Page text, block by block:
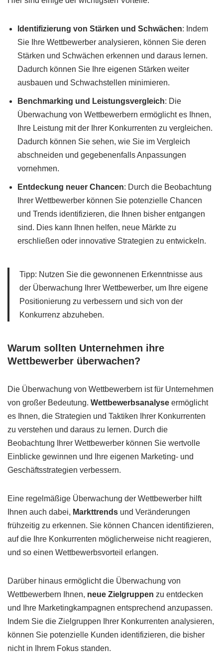
Identifizierung von Stärken und Schwächen: Indem
Sie Ihre Wettbewerber analysieren, können Sie deren
Stärken und Schwächen erkennen und daraus lernen.
Dadurch können Sie Ihre eigenen Stärken weiter
ausbauen und Schwachstellen minimieren.
Benchmarking und Leistungsvergleich: Die
Überwachung von Wettbewerbern ermöglicht es Ihnen,
Ihre Leistung mit der Ihrer Konkurrenten zu vergleichen.
Dadurch können Sie sehen, wie Sie im Vergleich
abschneiden und gegebenenfalls Anpassungen
vornehmen.
Entdeckung neuer Chancen: Durch die Beobachtung
Ihrer Wettbewerber können Sie potenzielle Chancen
und Trends identifizieren, die Ihnen bisher entgangen
sind. Dies kann Ihnen helfen, neue Märkte zu
erschließen oder innovative Strategien zu entwickeln.
Tipp: Nutzen Sie die gewonnenen Erkenntnisse aus
der Überwachung Ihrer Wettbewerber, um Ihre eigene
Positionierung zu verbessern und sich von der
Konkurrenz abzuheben.
Warum sollten Unternehmen ihre
Wettbewerber überwachen?
Die Überwachung von Wettbewerbern ist für Unternehmen
von großer Bedeutung. Wettbewerbsanalyse ermöglicht
es Ihnen, die Strategien und Taktiken Ihrer Konkurrenten
zu verstehen und daraus zu lernen. Durch die
Beobachtung Ihrer Wettbewerber können Sie wertvolle
Einblicke gewinnen und Ihre eigenen Marketing- und
Geschäftsstrategien verbessern.
Eine regelmäßige Überwachung der Wettbewerber hilft
Ihnen auch dabei, Markttrends und Veränderungen
frühzeitig zu erkennen. Sie können Chancen identifizieren,
auf die Ihre Konkurrenten möglicherweise nicht reagieren,
und so einen Wettbewerbsvorteil erlangen.
Darüber hinaus ermöglicht die Überwachung von
Wettbewerbern Ihnen, neue Zielgruppen zu entdecken
und Ihre Marketingkampagnen entsprechend anzupassen.
Indem Sie die Zielgruppen Ihrer Konkurrenten analysieren,
können Sie potenzielle Kunden identifizieren, die bisher
nicht in Ihrem Fokus standen.